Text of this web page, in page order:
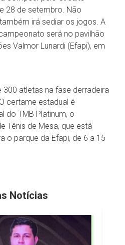
28 de setembro. Não
irá sediar os jogos. A
será no pavilhão
Valmor Lunardi (Efapi), em
atletas na fase derradeira
certame estadual é
do TMB Platinum, o
Tênis de Mesa, que está
o parque da Efapi, de 6 a 15
Notícias